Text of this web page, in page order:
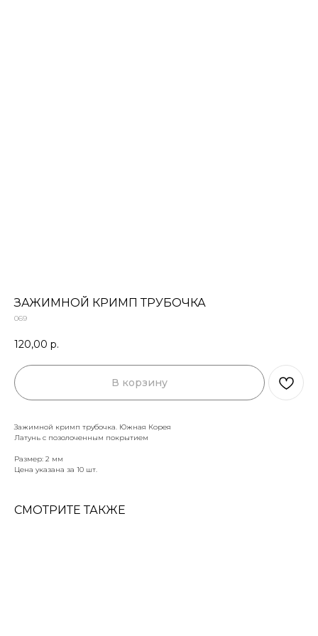
ЗАЖИМНОЙ КРИМП ТРУБОЧКА
069
120,00 р.
В корзину
Зажимной кримп трубочка. Южная Корея
Латунь с позолоченным покрытием
Размер: 2 мм
Цена указана за 10 шт.
СМОТРИТЕ ТАКЖЕ